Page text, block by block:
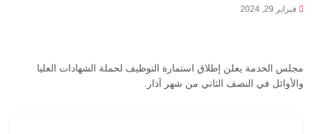
فبراير 29, 2024
مجلس الخدمة يعلن إطلاق استمارة التوظيف لحملة الشهادات العليا
والأوائل في النصف الثاني من شهر آذار.